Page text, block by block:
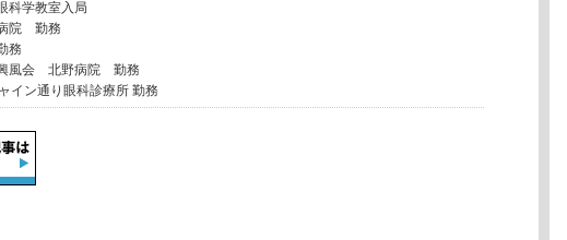
学教室入局
院 勤務
務
風会 北野病院 勤務
ン通り眼科診療所 勤務